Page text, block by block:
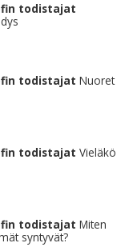
todistajat
todistajat Nuoret
todistajat Vieläkö
todistajat Miten
syntyvät?